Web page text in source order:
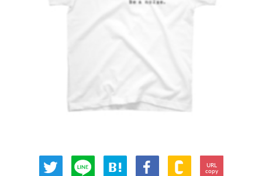
URL
copy